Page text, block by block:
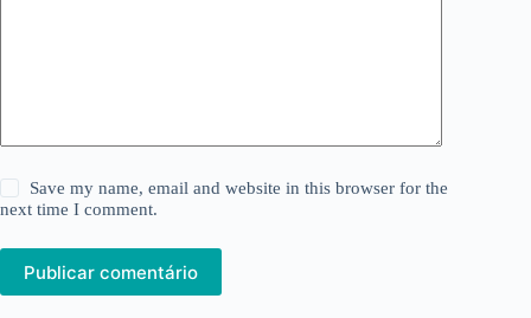
Save my name, email and website in this browser for the
next time I comment.
Publicar comentário